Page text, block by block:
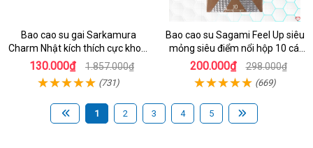
Bao cao su gai Sarkamura
Charm Nhật kích thích cực khoái
an toàn
130.000₫ 1.857.000₫
(731)
Bao cao su Sagami Feel Up siêu
mỏng siêu điểm nổi hộp 10 cái
an toàn
200.000₫ 298.000₫
(669)
1 2 3 4 5